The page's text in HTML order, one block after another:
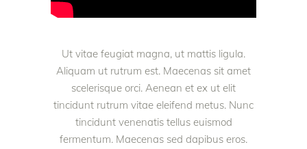
Ut vitae feugiat magna, ut mattis ligula.
Aliquam ut rutrum est. Maecenas sit amet
scelerisque orci. Aenean et ex ut elit
tincidunt rutrum vitae eleifend metus. Nunc
tincidunt venenatis tellus euismod
fermentum. Maecenas sed dapibus eros.